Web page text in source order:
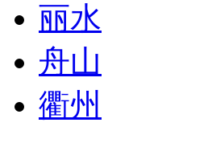
丽水
舟山
衢州